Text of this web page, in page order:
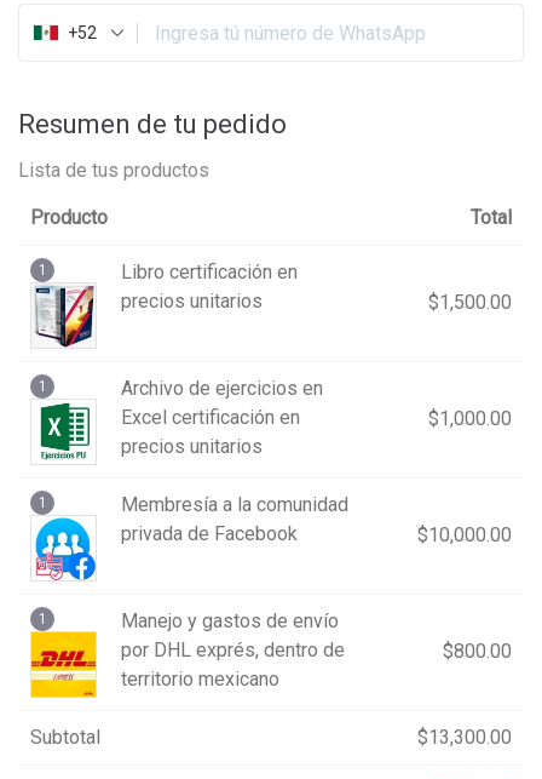
+52
Resumen de tu pedido
Lista de tus productos
Producto Total
1
Libro certificación en
precios unitarios
$1,500.00
1
Archivo de ejercicios en
Excel certificación en
precios unitarios
$1,000.00
1
Membresía a la comunidad
privada de Facebook
$10,000.00
1
Manejo y gastos de envío
por DHL exprés, dentro de
territorio mexicano
$800.00
Subtotal $13,300.00